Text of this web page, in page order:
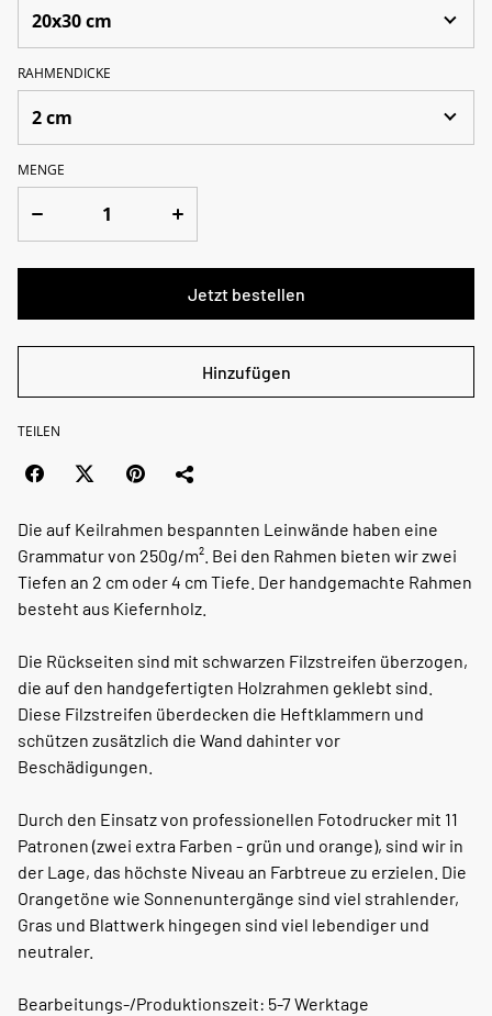
RAHMENDICKE
MENGE
Jetzt bestellen
Hinzufügen
TEILEN
Die auf Keilrahmen bespannten Leinwände haben eine
Grammatur von 250g/m². Bei den Rahmen bieten wir zwei
Tiefen an 2 cm oder 4 cm Tiefe. Der handgemachte Rahmen
besteht aus Kiefernholz.
Die Rückseiten sind mit schwarzen Filzstreifen überzogen,
die auf den handgefertigten Holzrahmen geklebt sind.
Diese Filzstreifen überdecken die Heftklammern und
schützen zusätzlich die Wand dahinter vor
Beschädigungen.
Durch den Einsatz von professionellen Fotodrucker mit 11
Patronen (zwei extra Farben - grün und orange), sind wir in
der Lage, das höchste Niveau an Farbtreue zu erzielen. Die
Orangetöne wie Sonnenuntergänge sind viel strahlender,
Gras und Blattwerk hingegen sind viel lebendiger und
neutraler.
Bearbeitungs-/Produktionszeit: 5-7 Werktage